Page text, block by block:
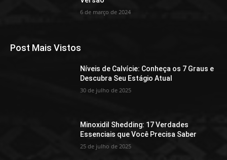
6 de março de 2024
Post Mais Vistos
Níveis de Calvície: Conheça os 7 Graus e
Descubra Seu Estágio Atual
30 de julho de 2025
Minoxidil Shedding: 17 Verdades
Essenciais que Você Precisa Saber
25 de julho de 2025